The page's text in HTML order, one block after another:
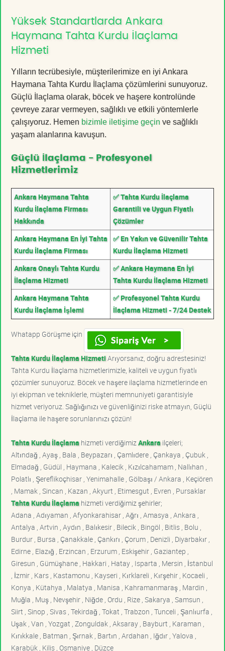
Yüksek Standartlarda Ankara
Haymana Tahta Kurdu İlaçlama
Hizmeti
Yılların tecrübesiyle, müşterilerimize en iyi Ankara
Haymana Tahta Kurdu İlaçlama çözümlerini sunuyoruz.
Güçlü İlaçlama olarak, böcek ve haşere kontrolünde
çevreye zarar vermeyen, sağlıklı ve etkili yöntemlerle
çalışıyoruz. Hemen bizimle iletişime geçin ve sağlıklı
yaşam alanlarına kavuşun.
Güçlü İlaçlama - Profesyonel
Hizmetlerimiz
Ankara Haymana Tahta
Kurdu İlaçlama Firması
Hakkında
✅ Tahta Kurdu İlaçlama
Garantili ve Uygun Fiyatlı
Çözümler
Ankara Haymana En İyi Tahta
Kurdu İlaçlama Firması
✅ En Yakın ve Güvenilir Tahta
Kurdu İlaçlama Hizmeti
Ankara Onaylı Tahta Kurdu
İlaçlama Hizmeti
✅ Ankara Haymana En İyi
Tahta Kurdu İlaçlama Hizmeti
Ankara Haymana Tahta
Kurdu İlaçlama İşlemi
✅ Profesyonel Tahta Kurdu
İlaçlama Hizmeti - 7/24 Destek
Whatapp Görüşme için
Tahta Kurdu İlaçlama HizmetiArıyorsanız, doğru adrestesiniz!
Tahta Kurdu İlaçlama hizmetlerimizle, kaliteli ve uygun fiyatlı
çözümler sunuyoruz. Böcek ve haşere ilaçlama hizmetlerinde en
iyi ekipman ve tekniklerle, müşteri memnuniyeti garantisiyle
hizmet veriyoruz. Sağlığınızı ve güvenliğinizi riske atmayın, Güçlü
İlaçlama ile haşere sorunlarınızı çözün!
Tahta Kurdu İlaçlama hizmeti verdiğimiz Ankara ilçeleri;
Altındağ , Ayaş , Bala , Beypazarı , Çamlıdere , Çankaya , Çubuk ,
Elmadağ , Güdül , Haymana , Kalecik , Kızılcahamam , Nallıhan ,
Polatlı , Şereflikoçhisar , Yenimahalle , Gölbaşı / Ankara , Keçiören
, Mamak , Sincan , Kazan , Akyurt , Etimesgut , Evren , Pursaklar
Tahta Kurdu İlaçlama hizmeti verdiğimiz şehirler;
Adana , Adıyaman , Afyonkarahisar , Ağrı , Amasya , Ankara ,
Antalya , Artvin , Aydın , Balıkesir , Bilecik , Bingöl , Bitlis , Bolu ,
Burdur , Bursa , Çanakkale , Çankırı , Çorum , Denizli , Diyarbakır ,
Edirne , Elazığ , Erzincan , Erzurum , Eskişehir , Gaziantep ,
Giresun , Gümüşhane , Hakkari , Hatay , Isparta , Mersin , İstanbul
, İzmir , Kars , Kastamonu , Kayseri , Kırklareli , Kırşehir , Kocaeli ,
Konya , Kütahya , Malatya , Manisa , Kahramanmaraş , Mardin ,
Muğla , Muş , Nevşehir , Niğde , Ordu , Rize , Sakarya , Samsun ,
Siirt , Sinop , Sivas , Tekirdağ , Tokat , Trabzon , Tunceli , Şanlıurfa ,
Uşak , Van , Yozgat , Zonguldak , Aksaray , Bayburt , Karaman ,
Kırıkkale , Batman , Şırnak , Bartın , Ardahan , Iğdır , Yalova ,
Karabük , Kilis , Osmaniye , Düzce